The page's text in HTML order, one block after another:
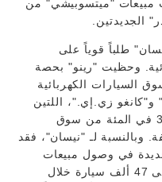
مبيعات "ميتسوبيشي" من
الجديدتين.
طلباً قوياً على
وحظيت "رينو" بحصة
من سوق السيارات الكهربائية
و"كانغو زي.إي."، اللتين
تستحوذان أيضاً على حصة نسبتها 38 في المئة من سوق
وبالنسبة لـ "نيسان"، فقد
في وصول مبيعات
السيارات الكهربائية إلى ما يزيد على 47 ألف سيارة خلال